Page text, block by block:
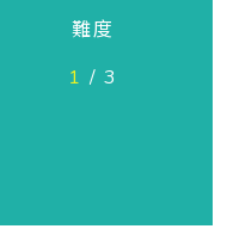
難度
1 / 3